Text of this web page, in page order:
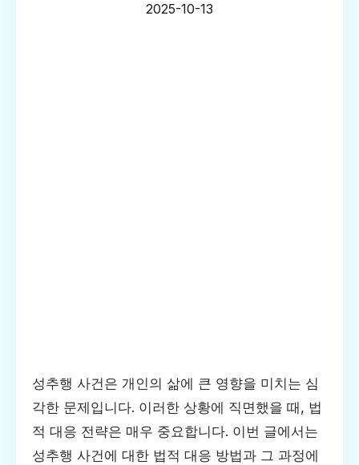
2025-10-13
성추행 사건은 개인의 삶에 큰 영향을 미치는 심
각한 문제입니다. 이러한 상황에 직면했을 때, 법
적 대응 전략은 매우 중요합니다. 이번 글에서는
성추행 사건에 대한 법적 대응 방법과 그 과정에